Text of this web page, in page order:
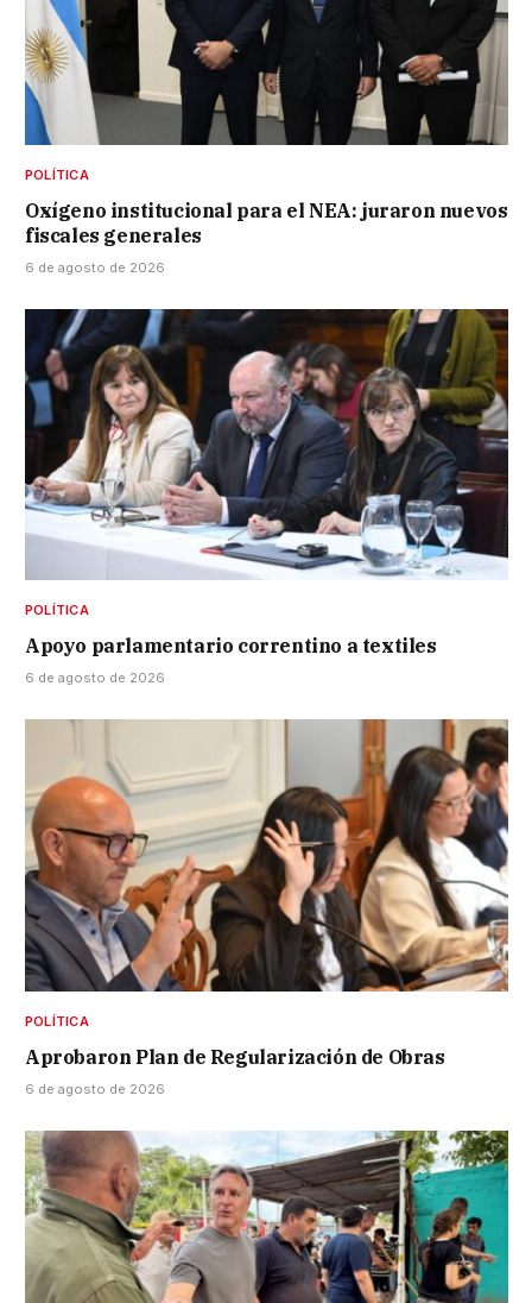
POLÍTICA
Oxígeno institucional para el NEA: juraron nuevos
fiscales generales
6 de agosto de 2026
POLÍTICA
Apoyo parlamentario correntino a textiles
6 de agosto de 2026
POLÍTICA
Aprobaron Plan de Regularización de Obras
6 de agosto de 2026